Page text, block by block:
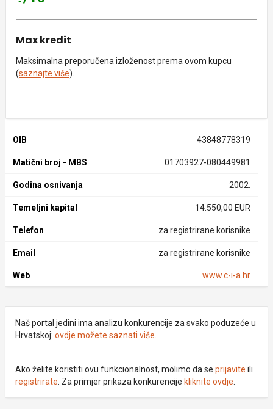
Max kredit
Maksimalna preporučena izloženost prema ovom kupcu
(saznajte više).
OIB 43848778319
Matični broj - MBS 01703927-080449981
Godina osnivanja 2002.
Temeljni kapital 14.550,00 EUR
Telefon za registrirane korisnike
Email za registrirane korisnike
Web www.c-i-a.hr
Naš portal jedini ima analizu konkurencije za svako poduzeće u
Hrvatskoj: ovdje možete saznati više
Ako želite koristiti ovu funkcionalnost, molimo da se prijavite ili
registrirate . Za primjer prikaza konkurencije kliknite ovdje